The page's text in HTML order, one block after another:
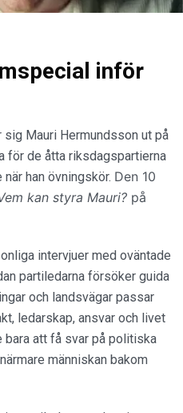
inför
Mauri Hermundsson ut på
för de åtta riksdagspartierna
han övningskör. Den 10
kan styra Mauri? på
intervjuer med oväntade
partiledarna försöker guida
och landsvägar passar
ledarskap, ansvar och livet
att få svar på politiska
människan bakom